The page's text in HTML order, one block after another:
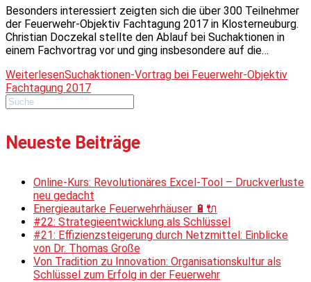
Besonders interessiert zeigten sich die über 300 Teilnehmer
der Feuerwehr-Objektiv Fachtagung 2017 in Klosterneuburg.
Christian Doczekal stellte den Ablauf bei Suchaktionen in
einem Fachvortrag vor und ging insbesondere auf die…
WeiterlesenSuchaktionen-Vortrag bei Feuerwehr-Objektiv
Fachtagung 2017
Neueste Beiträge
Online-Kurs: Revolutionäres Excel-Tool – Druckverluste
neu gedacht
Energieautarke Feuerwehrhäuser 🔋🔌
#22: Strategieentwicklung als Schlüssel
#21: Effizienzsteigerung durch Netzmittel: Einblicke
von Dr. Thomas Große
Von Tradition zu Innovation: Organisationskultur als
Schlüssel zum Erfolg in der Feuerwehr